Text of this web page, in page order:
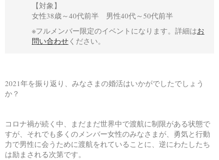
【対象】
女性38歳～40代前半 男性40代～50代前半
※フルメンバー限定のイベントになります。詳細はお
問い合わせ ください。
2021年を振り返り、みなさまの婚活はいかがでしたでしょう
か？
コロナ禍が続く中、まだまだ世界中で渡航に制限がある状態で
すが、それでも多くのメンバー女性のみなさまが、勇気と行動
力で男性に会うために渡航をれていることに、逆にわたしたち
は励まされる次第です。